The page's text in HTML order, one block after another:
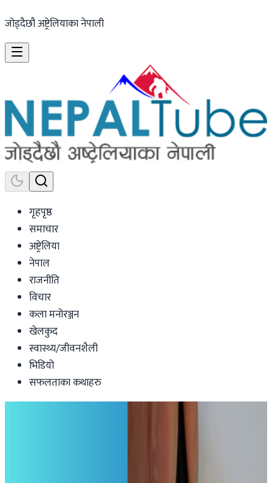
जोड्दैछौ अष्ट्रेलियाका नेपाली
गृहपृष्ठ
समाचार
अष्ट्रेलिया
नेपाल
राजनीति
विचार
कला मनोरञ्जन
खेलकुद
स्वास्थ्य/जीवनशैली
भिडियो
सफलताका कथाहरु
इरानका सर्वोच्च नेता खामेनीको निधन